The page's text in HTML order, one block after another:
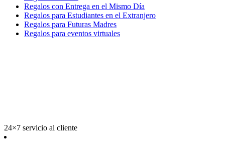
Regalos con Entrega en el Mismo Día
Regalos para Estudiantes en el Extranjero
Regalos para Futuras Madres
Regalos para eventos virtuales
24×7 servicio al cliente